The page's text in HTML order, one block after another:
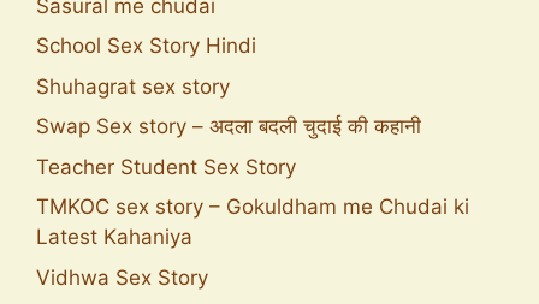
Sasural me chudai
School Sex Story Hindi
Shuhagrat sex story
Swap Sex story – अदला बदली चुदाई की कहानी
Teacher Student Sex Story
TMKOC sex story – Gokuldham me Chudai ki
Latest Kahaniya
Vidhwa Sex Story